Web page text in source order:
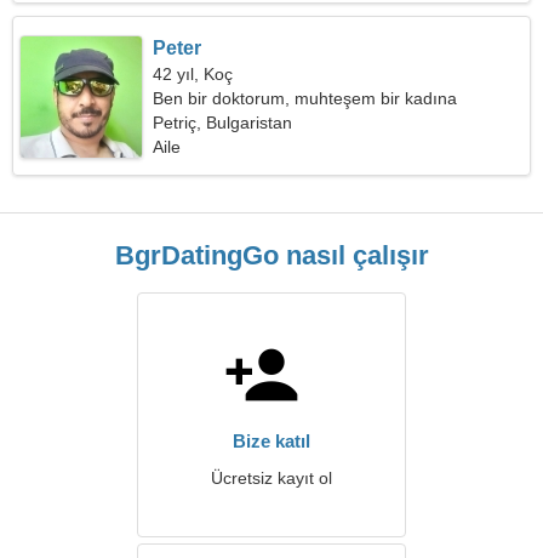
Peter
42 yıl, Koç
Ben bir doktorum, muhteşem bir kadına
ihtiyacım var
Petriç, Bulgaristan
Aile
BgrDatingGo nasıl çalışır
Bize katıl
Ücretsiz kayıt ol